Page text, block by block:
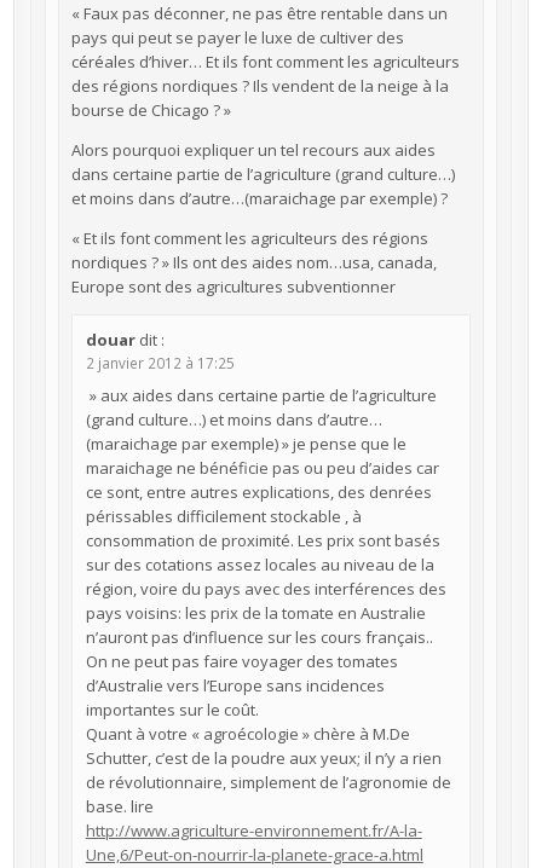
« Faux pas déconner, ne pas être rentable dans un
pays qui peut se payer le luxe de cultiver des
céréales d’hiver… Et ils font comment les agriculteurs
des régions nordiques ? Ils vendent de la neige à la
bourse de Chicago ? »
Alors pourquoi expliquer un tel recours aux aides
dans certaine partie de l’agriculture (grand culture…)
et moins dans d’autre…(maraichage par exemple) ?
« Et ils font comment les agriculteurs des régions
nordiques ? » Ils ont des aides nom…usa, canada,
Europe sont des agricultures subventionner
douar dit :
2 janvier 2012 à 17:25
» aux aides dans certaine partie de l’agriculture
(grand culture…) et moins dans d’autre…
(maraichage par exemple) » je pense que le
maraichage ne bénéficie pas ou peu d’aides car
ce sont, entre autres explications, des denrées
périssables difficilement stockable , à
consommation de proximité. Les prix sont basés
sur des cotations assez locales au niveau de la
région, voire du pays avec des interférences des
pays voisins: les prix de la tomate en Australie
n’auront pas d’influence sur les cours français..
On ne peut pas faire voyager des tomates
d’Australie vers l’Europe sans incidences
importantes sur le coût.
Quant à votre « agroécologie » chère à M.De
Schutter, c’est de la poudre aux yeux; il n’y a rien
de révolutionnaire, simplement de l’agronomie de
base. lire
http://www.agriculture-environnement.fr/A-la-
Une,6/Peut-on-nourrir-la-planete-grace-a.html